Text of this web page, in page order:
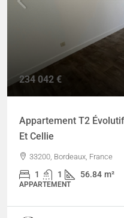
234 042 €
Appartement T2
Et Cellie
33200, Bordeaux, France
1 1 56.84 m²
APPARTEMENT